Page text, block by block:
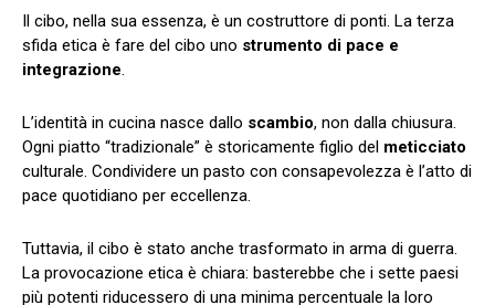
Il cibo, nella sua essenza, è un costruttore di ponti. La terza
sfida etica è fare del cibo uno strumento di pace e
integrazione.
L’identità in cucina nasce dallo scambio, non dalla chiusura.
Ogni piatto “tradizionale” è storicamente figlio del meticciato
culturale. Condividere un pasto con consapevolezza è l’atto di
pace quotidiano per eccellenza.
Tuttavia, il cibo è stato anche trasformato in arma di guerra.
La provocazione etica è chiara: basterebbe che i sette paesi
più potenti riducessero di una minima percentuale la loro